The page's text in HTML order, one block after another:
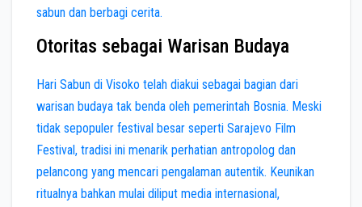
sabun dan berbagi cerita.
Otoritas sebagai Warisan Budaya
Hari Sabun di Visoko telah diakui sebagai bagian dari
warisan budaya tak benda oleh pemerintah Bosnia. Meski
tidak sepopuler festival besar seperti Sarajevo Film
Festival, tradisi ini menarik perhatian antropolog dan
pelancong yang mencari pengalaman autentik. Keunikan
ritualnya bahkan mulai diliput media internasional,